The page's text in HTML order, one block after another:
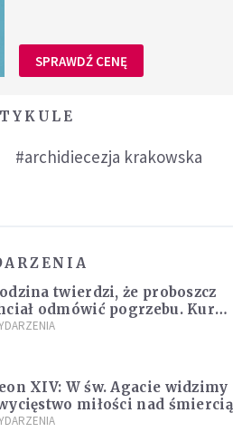
SPRAWDŹ CENĘ
#archidiecezja krakowska
twierdzi, że proboszcz
odmówić pogrzebu. Kuria
wyjaśnienia
XIV: W św. Agacie widzimy
miłości nad śmiercią